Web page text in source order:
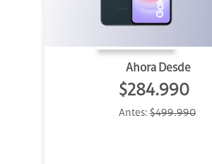
Ahora Desde
$284.990
Antes: $499.990